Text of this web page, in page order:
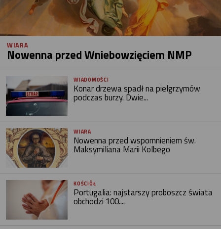
WIARA
Nowenna przed Wniebowzięciem NMP
WIADOMOŚCI
Konar drzewa spadł na pielgrzymów
podczas burzy. Dwie...
WIARA
Nowenna przed wspomnieniem św.
Maksymiliana Marii Kolbego
KOŚCIÓŁ
Portugalia: najstarszy proboszcz świata
obchodzi 100....